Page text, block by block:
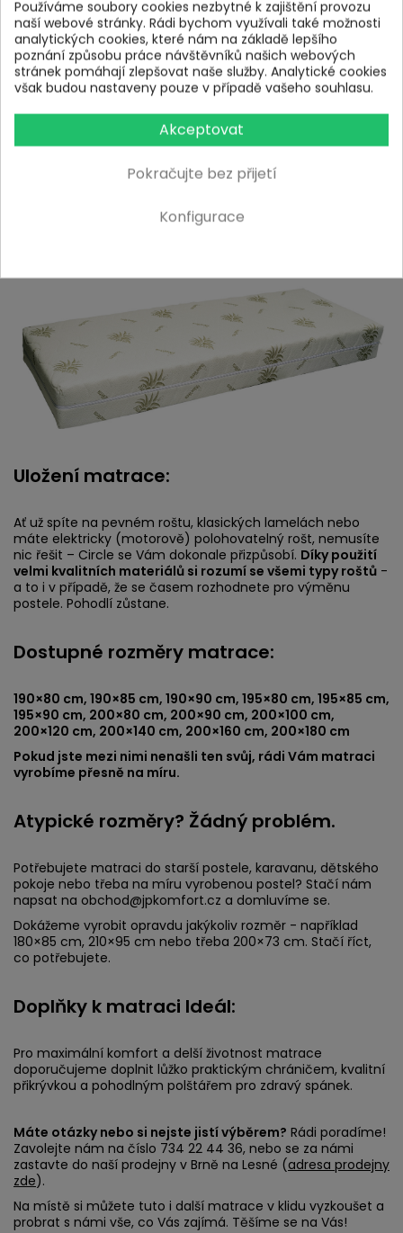
Matrace je vybavena snímatelným, neprošitým potahem
je opatřen zipem ve tvaru „L“ – po dlouhé a krátké straně –
Uložení matrace:
Ať už spíte na pevném roštu, klasických lamelách nebo
máte elektricky (motorově) polohovatelný rošt, nemusíte
nic řešit – Circle se Vám dokonale přizpůsobí. Díky použití
velmi kvalitních materiálů si rozumí se všemi typy roštů -
a to i v případě, že se časem rozhodnete pro výměnu
postele. Pohodlí zůstane.
Dostupné rozměry matrace:
190×80 cm, 190×85 cm, 190×90 cm, 195×80 cm, 195×85 cm,
195×90 cm, 200×80 cm, 200×90 cm, 200×100 cm,
200×120 cm, 200×140 cm, 200×160 cm, 200×180 cm
Pokud jste mezi nimi nenašli ten svůj, rádi Vám matraci
vyrobíme přesně na míru.
Atypické rozměry? Žádný problém.
Potřebujete matraci do starší postele, karavanu, dětského
pokoje nebo třeba na míru vyrobenou postel? Stačí nám
napsat na obchod@jpkomfort.cz a domluvíme se.
Dokážeme vyrobit opravdu jakýkoliv rozměr - například
180×85 cm, 210×95 cm nebo třeba 200×73 cm. Stačí říct,
co potřebujete.
Doplňky k matraci Ideál:
Pro maximální komfort a delší životnost matrace
doporučujeme doplnit lůžko praktickým chráničem, kvalitní
přikrývkou a pohodlným polštářem pro zdravý spánek.
Máte otázky nebo si nejste jistí výběrem? Rádi poradíme!
Zavolejte nám na číslo 734 22 44 36, nebo se za námi
zastavte do naší prodejny v Brně na Lesné (adresa prodejny
zde).
Na místě si můžete tuto i další matrace v klidu vyzkoušet a
probrat s námi vše, co Vás zajímá. Těšíme se na Vás!
Používáme soubory cookies nezbytné k zajištění provozu
naší webové stránky. Rádi bychom využívali také možnosti
analytických cookies, které nám na základě lepšího
poznání způsobu práce návštěvníků našich webových
stránek pomáhají zlepšovat naše služby. Analytické cookies
však budou nastaveny pouze v případě vašeho souhlasu.
Akceptovat
Pokračujte bez přijetí
Konfigurace